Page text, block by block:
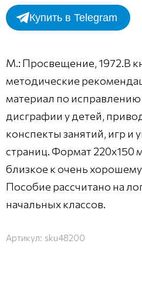
Купить в Telegram
М.: Просвещение, 1972.В
методические
материал по
дисграфии у детей,
конспекты занятий, игр и
страниц. Формат 220х150
близкое к очень
Пособие рассчитано на
начальных классов.
Артикул: sku48200